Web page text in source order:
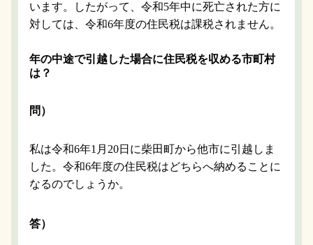
います。したがって、令和5年中に死亡された方に
対しては、令和6年度の住民税は課税されません。
年の中途で引越した場合に住民税を収める市町村
は？
問）
私は令和6年1月20日に柴田町から他市に引越しま
した。令和6年度の住民税はどちらへ納めることに
なるのでしょうか。
答）